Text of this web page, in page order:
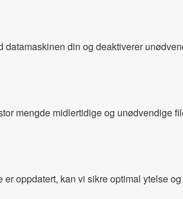
din og deaktiverer
mengde midlertidige og unødvendige
oppdatert, kan vi sikre optimal ytelse